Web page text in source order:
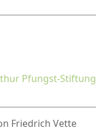
Pfungst-Stiftung
Friedrich Vette